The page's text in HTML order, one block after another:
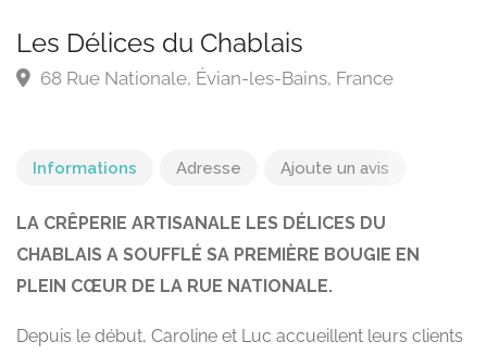
Les Délices du Chablais
68 Rue Nationale, Évian-les-Bains, France
Informations Adresse Ajoute un avis
LA CRÊPERIE ARTISANALE LES DÉLICES DU
CHABLAIS A SOUFFLÉ SA PREMIÈRE BOUGIE EN
PLEIN CŒUR DE LA RUE NATIONALE.
Depuis le début, Caroline et Luc accueillent leurs clients